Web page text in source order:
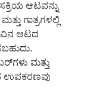
ಆಟವನ್ನು
ಗಾತ್ರಗಳಲ್ಲಿ
ಆಟದ
ಮತ್ತು
ಉಪಕರಣವು